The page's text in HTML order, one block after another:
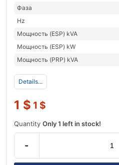
Фаза
Hz
Мощность (ESP) kVA
Мощность (ESP) kW
Мощность (PRP) kVA
Details...
1 $ 1 $
Quantity Only 1 left in stock!
-